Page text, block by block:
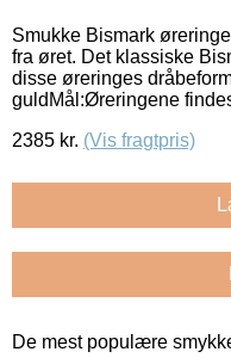
Smukke Bismark
fra øret. Det klassiske
disse øreringes
guldMål:Øreringene
2385 kr. (Vis fragtpris)
De mest populære